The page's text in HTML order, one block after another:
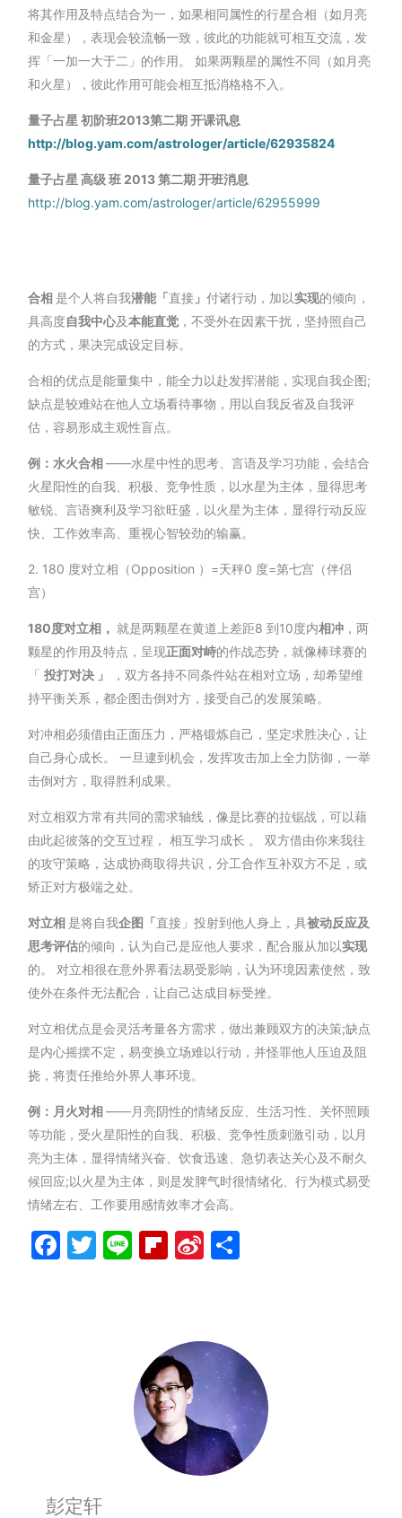
将其作用及特点结合为一，如果相同属性的行星合相（如月亮
和金星），表现会较流畅一致，彼此的功能就可相互交流，发
挥「一加一大于二」的作用。 如果两颗星的属性不同（如月亮
和火星），彼此作用可能会相互抵消格格不入。
量子占星 初阶班2013第二期 开课讯息
http://blog.yam.com/astrologer/article/62935824
量子占星 高级班 2013 第二期 开班消息
http://blog.yam.com/astrologer/article/62955999
合相 是个人将自我潜能「 直接 」付诸行动，加以实现的倾向，
具高度自我中心及本能直觉 ，不受外在因素干扰，坚持照自己
的方式，果决完成设定目标。
合相的优点是能量集中，能全力以赴发挥潜能，实现自我企图;
缺点是较难站在他人立场看待事物，用以自我反省及自我评
估，容易形成主观性盲点。
例：水火合相——水星中性的思考、言语及学习功能，会结合
火星阳性的自我、积极、竞争性质，以水星为主体，显得思考
敏锐、言语爽利及学习欲旺盛，以火星为主体，显得行动反应
快、工作效率高、重视心智较劲的输赢。
2. 180 度对立相（Opposition ）=天秤0 度=第七宫（伴侣
宫）
180度对立相，就是两颗星在黄道上差距8 到10度内相冲 ，两
颗星的作用及特点，呈现正面对峙的作战态势，就像棒球赛的
「投打对决 」
，双方各持不同条件站在相对立场，却希望维
持平衡关系，都企图击倒对方，接受自己的发展策略。
对冲相必须借由正面压力，严格锻炼自己，坚定求胜决心，让
自己身心成长。 一旦逮到机会，发挥攻击加上全力防御，一举
击倒对方，取得胜利成果。
对立相双方常有共同的需求轴线，像是比赛的拉锯战，可以藉
由此起彼落的交互过程， 相互学习成长 。 双方借由你来我往
的攻守策略，达成协商取得共识，分工合作互补双方不足，或
矫正对方极端之处。
对立相 是将自我企图「 直接」投射到他人身上，具被动反应及
思考评估的倾向，认为自己是应他人要求，配合服从加以实现
的。 对立相很在意外界看法易受影响，认为环境因素使然，致
使外在条件无法配合，让自己达成目标受挫。
对立相优点是会灵活考量各方需求，做出兼顾双方的决策;缺点
是内心摇摆不定，易变换立场难以行动，并怪罪他人压迫及阻
挠，将责任推给外界人事环境。
例：月火对相——月亮阴性的情绪反应、生活习性、关怀照顾
等功能，受火星阳性的自我、积极、竞争性质刺激引动，以月
亮为主体，显得情绪兴奋、饮食迅速、急切表达关心及不耐久
候回应;以火星为主体，则是发脾气时很情绪化、行为模式易受
情绪左右、工作要用感情效率才会高。
Facebook
Twitter
LineFlipboard
Sina
彭定轩